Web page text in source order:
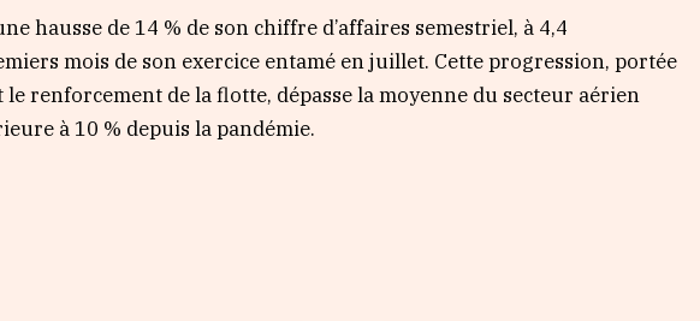
hausse de 14 % de son chiffre d’affaires semestriel, à 4,4
mois de son exercice entamé en juillet. Cette progression, portée
le renforcement de la flotte, dépasse la moyenne du secteur aérien
à 10 % depuis la pandémie.